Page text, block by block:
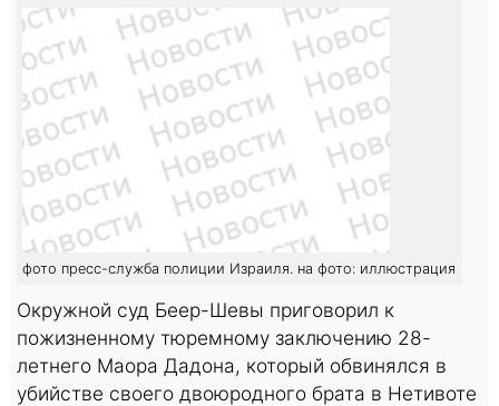
фото пресс-служба полиции Израиля. на фото: иллюстрация
Окружной суд Беер-Шевы приговорил к
пожизненному тюремному заключению 28-
летнего Маора Дадона, который обвинялся в
убийстве своего двоюродного брата в Нетивоте